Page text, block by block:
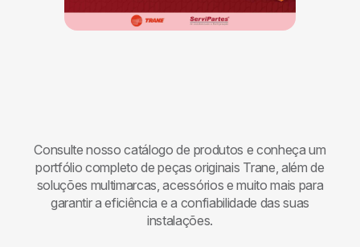
Consulte nosso catálogo de produtos e conheça um
portfólio completo de peças originais Trane, além de
soluções multimarcas, acessórios e muito mais para
garantir a eficiência e a confiabilidade das suas
instalações.